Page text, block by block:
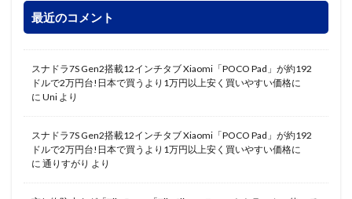
最近のコメント
スナドラ7S Gen2搭載12インチタブ Xiaomi「POCO Pad」が約192
ドルで2万円台!日本で買うより1万円以上安く買いやすい価格に
に Uni より
スナドラ7S Gen2搭載12インチタブ Xiaomi「POCO Pad」が約192
ドルで2万円台!日本で買うより1万円以上安く買いやすい価格に
に 通りすがり より